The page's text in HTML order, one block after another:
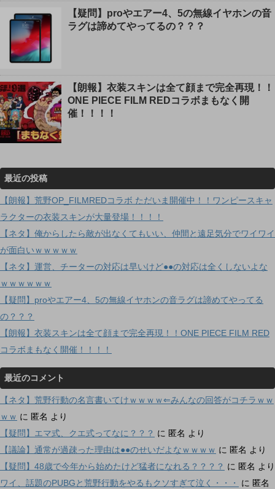
【疑問】proやエアー4、5の無線イヤホンの音
ラグは諦めてやってるの？？？
【朗報】衣装スキンは全て顔まで完全再現！！
ONE PIECE FILM REDコラボまもなく開
催！！！！
最近の投稿
【朗報】荒野OP_FILMREDコラボ ただいま開催中！！ワンピースキャ
ラクターの衣装スキンが大量登場！！！！
【ネタ】俺からしたら敵が出なくてもいい、仲間と遠足気分でワイワイ
が面白いｗｗｗｗｗ
【ネタ】運営、チーターの対応は早いけど●●の対応は全くしないよな
ｗｗｗｗｗｗ
【疑問】proやエアー4、5の無線イヤホンの音ラグは諦めてやってる
の？？？
【朗報】衣装スキンは全て顔まで完全再現！！ONE PIECE FILM RED
コラボまもなく開催！！！！
最近のコメント
【ネタ】荒野行動の名言書いてけｗｗｗｗ⇐みんなの回答がコチラｗｗ
ｗｗ に 匿名 より
【疑問】エマ式、クエ式ってなに？？？ に 匿名 より
【議論】通常が過疎った理由は●●のせいだよなｗｗｗｗ に 匿名 より
【疑問】48歳で今年から始めたけど猛者になれる？？？？ に 匿名 より
ワイ、話題のPUBGと荒野行動をやるもクソすぎて泣く・・・
に 匿名